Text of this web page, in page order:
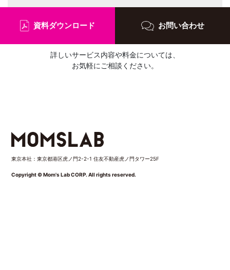
詳しいサービス内容や料金については、
お気軽にご相談ください。
資料ダウンロード お問い合わせ
東京本社：東京都港区虎ノ門2-2-1 住友不動産虎ノ門タワー25F
Copyright © Mom's Lab CORP. All rights reserved.